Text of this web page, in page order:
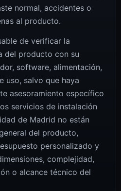
normal, accidentes o
al producto.
de verificar la
del producto con su
software, alimentación,
uso, salvo que haya
asesoramiento específico
servicios de instalación
de Madrid no están
del producto,
personalizado y
complejidad,
o alcance técnico del